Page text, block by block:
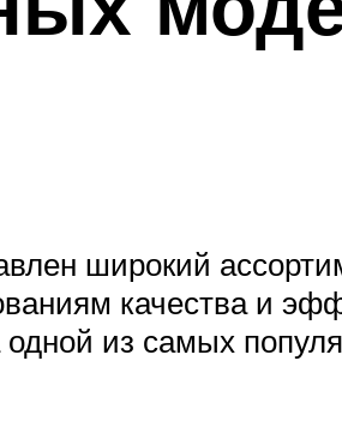
широкий
качества и
из самых